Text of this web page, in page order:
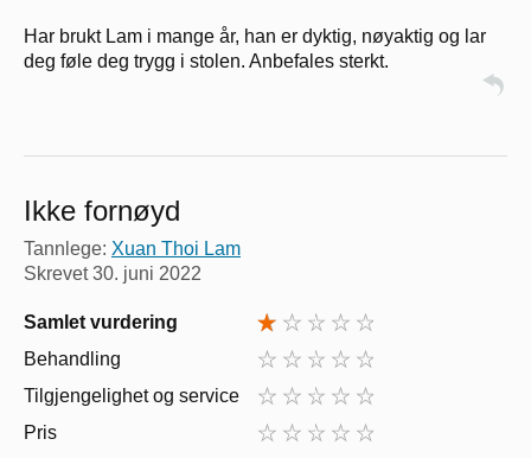
Har brukt Lam i mange år, han er dyktig, nøyaktig og lar
deg føle deg trygg i stolen. Anbefales sterkt.
Ikke fornøyd
Tannlege: Xuan Thoi Lam
Skrevet30. juni 2022
Samlet vurdering
Behandling
Tilgjengelighet og service
Pris